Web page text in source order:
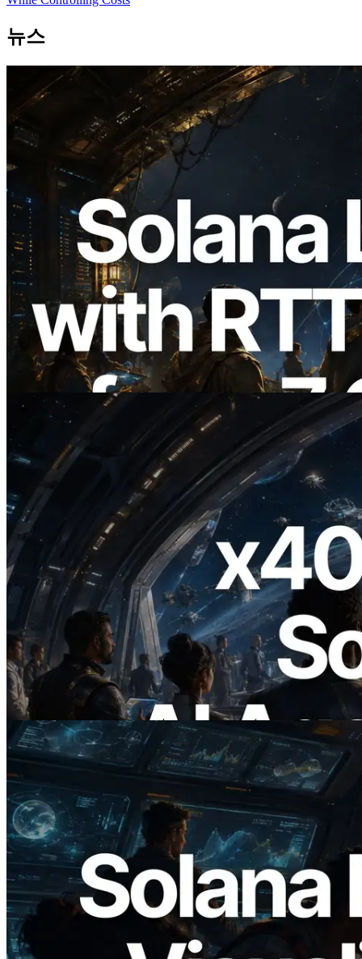
뉴스
2026.08.05
ERPC, Solana Leader Slot API를 전 세계
7개 리전 ping 측정으로 확장 —
Validators Information API도 공개
이 글 읽기
2026.07.04
ERPC, x402 지원 Solana RPC 공개 — AI
에이전트가 필요한 API에 온디맨드로 결
제하는 시대
이 글 읽기
2026.05.24
Validators Solutions, Solana 블록 애널라